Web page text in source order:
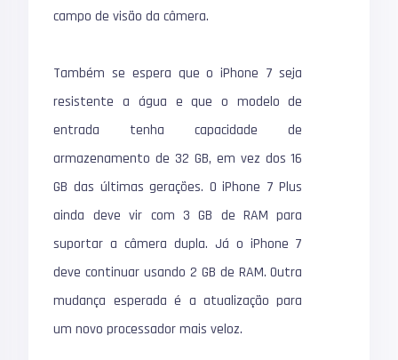
campo de visão da câmera.
Também se espera que o iPhone 7 seja
resistente a água e que o modelo de
entrada tenha capacidade de
armazenamento de 32 GB, em vez dos 16
GB das últimas gerações. O iPhone 7 Plus
ainda deve vir com 3 GB de RAM para
suportar a câmera dupla. Já o iPhone 7
deve continuar usando 2 GB de RAM. Outra
mudança esperada é a atualização para
um novo processador mais veloz.